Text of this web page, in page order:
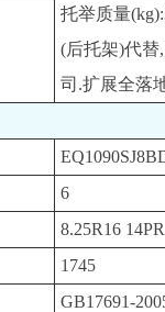
托举质量
(后托架)代替
司.扩展全落
6
8.25R16 14PR
1745
GB17691-